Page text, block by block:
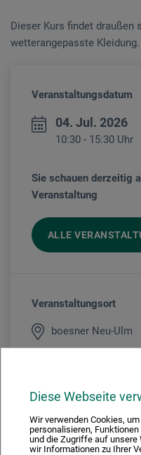
Diese Webseite
Wir verwenden Cookies,
personalisieren,
und die Zugriffe auf unsere
wir Informationen zu Ihrer
Dieser Kurs findet draußen
wetterangepasste Kleidung.
Veranstaltungsdatum
04. Jul. 2026
10:30 - 15:30 Uhr
Sie schauen derzeitig
Veranstaltung
ALLE
Veranstaltungsort
boesner Neu-Ulm
Veranstaltungsleiter/in
Anette Leutloff